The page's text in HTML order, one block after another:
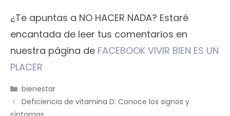
¿Te apuntas a NO HACER NADA? Estaré
encantada de leer tus comentarios en
nuestra página de FACEBOOK VIVIR BIEN ES UN
PLACER
Categorías
bienestar
Deficiencia de vitamina D: Conoce los signos y